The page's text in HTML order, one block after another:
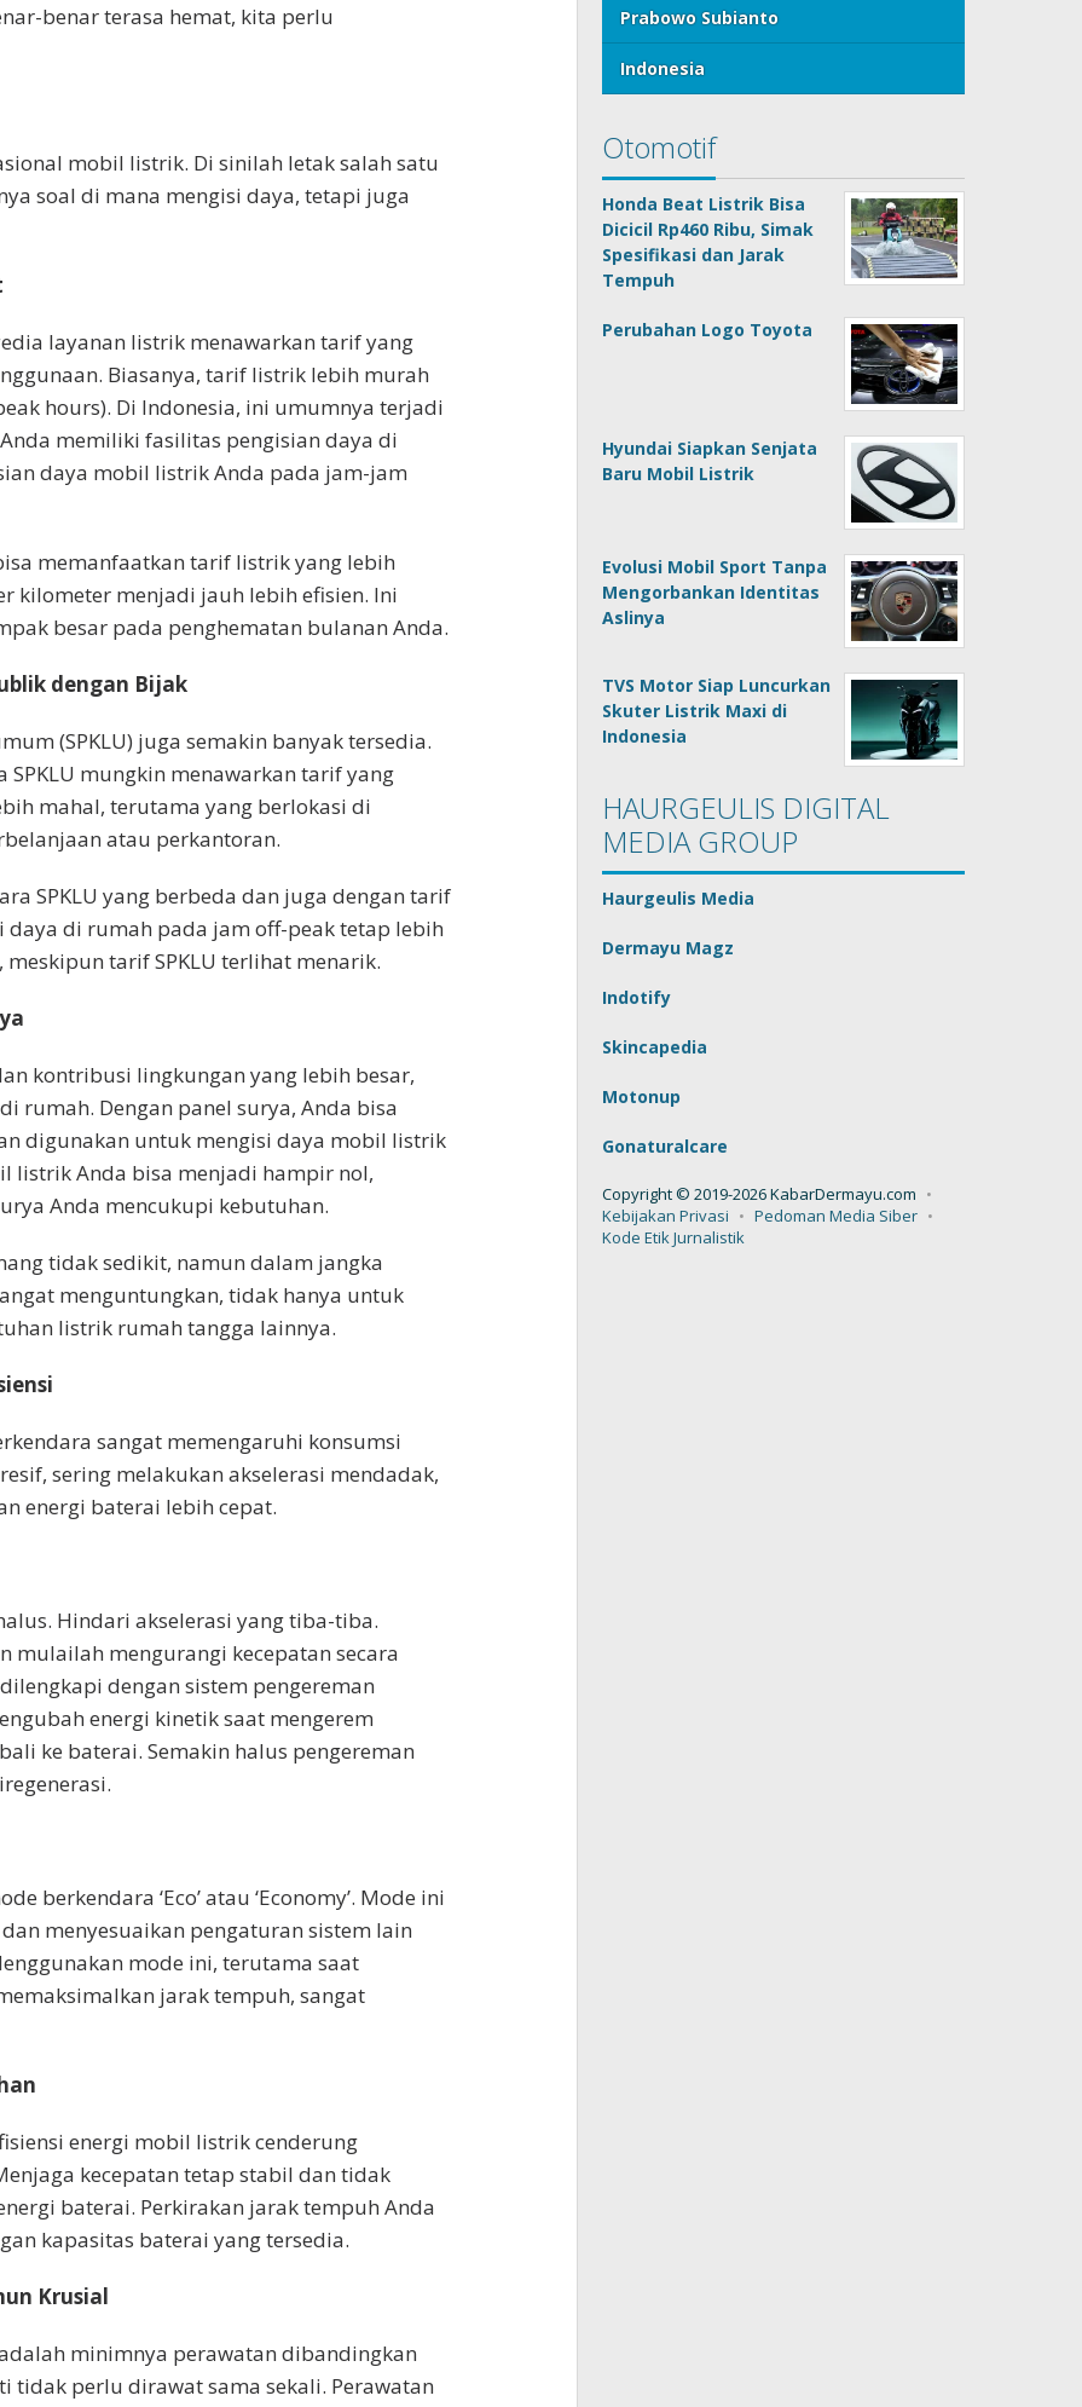
benar terasa hemat, kita perlu
mobil listrik. Di sinilah letak salah satu
soal di mana mengisi daya, tetapi juga
layanan listrik menawarkan tarif yang
Biasanya, tarif listrik lebih murah
hours). Di Indonesia, ini umumnya terjadi
memiliki fasilitas pengisian daya di
daya mobil listrik Anda pada jam-jam
memanfaatkan tarif listrik yang lebih
kilometer menjadi jauh lebih efisien. Ini
besar pada penghematan bulanan Anda.
dengan Bijak
(SPKLU) juga semakin banyak tersedia.
SPKLU mungkin menawarkan tarif yang
mahal, terutama yang berlokasi di
atau perkantoran.
SPKLU yang berbeda dan juga dengan tarif
di rumah pada jam off-peak tetap lebih
tarif SPKLU terlihat menarik.
kontribusi lingkungan yang lebih besar,
rumah. Dengan panel surya, Anda bisa
digunakan untuk mengisi daya mobil listrik
listrik Anda bisa menjadi hampir nol,
Anda mencukupi kebutuhan.
tidak sedikit, namun dalam jangka
menguntungkan, tidak hanya untuk
listrik rumah tangga lainnya.
sangat memengaruhi konsumsi
sering melakukan akselerasi mendadak,
energi baterai lebih cepat.
Hindari akselerasi yang tiba-tiba.
mulailah mengurangi kecepatan secara
dengan sistem pengereman
energi kinetik saat mengerem
ke baterai. Semakin halus pengereman
berkendara ‘Eco’ atau ‘Economy’. Mode ini
menyesuaikan pengaturan sistem lain
mode ini, terutama saat
jarak tempuh, sangat
energi mobil listrik cenderung
kecepatan tetap stabil dan tidak
baterai. Perkirakan jarak tempuh Anda
kapasitas baterai yang tersedia.
Krusial
minimnya perawatan dibandingkan
tidak perlu dirawat sama sekali. Perawatan
Prabowo Subianto
Indonesia
Otomotif
Honda Beat Listrik Bisa
Dicicil Rp460 Ribu, Simak
Spesifikasi dan Jarak
Tempuh
Perubahan Logo Toyota
Hyundai Siapkan Senjata
Baru Mobil Listrik
Evolusi Mobil Sport Tanpa
Mengorbankan Identitas
Aslinya
TVS Motor Siap Luncurkan
Skuter Listrik Maxi di
Indonesia
HAURGEULIS DIGITAL
MEDIA GROUP
Haurgeulis Media
Dermayu Magz
Indotify
Skincapedia
Motonup
Gonaturalcare
Copyright © 2019-2026 KabarDermayu.com
Kebijakan Privasi
Pedoman Media Siber
Kode Etik Jurnalistik